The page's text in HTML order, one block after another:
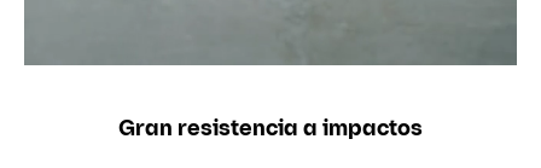
Gran resistencia a impactos